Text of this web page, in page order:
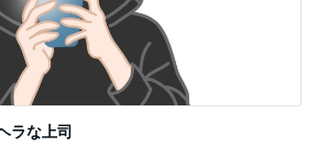
ラな上司